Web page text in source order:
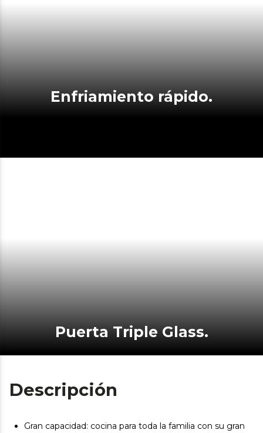
Enfriamiento rápido.
Puerta Triple Glass.
Descripción
Gran capacidad: cocina para toda la familia con su gran